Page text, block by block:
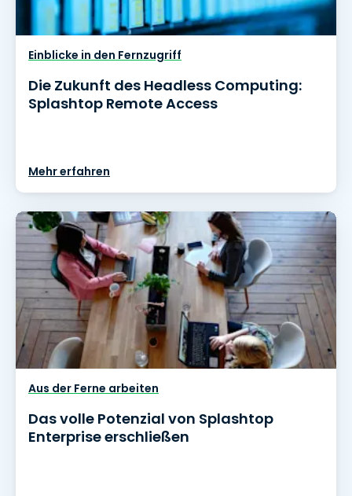
Einblicke in den Fernzugriff
Die Zukunft des Headless Computing:
Splashtop Remote Access
Mehr erfahren
Aus der Ferne arbeiten
Das volle Potenzial von Splashtop
Enterprise erschließen